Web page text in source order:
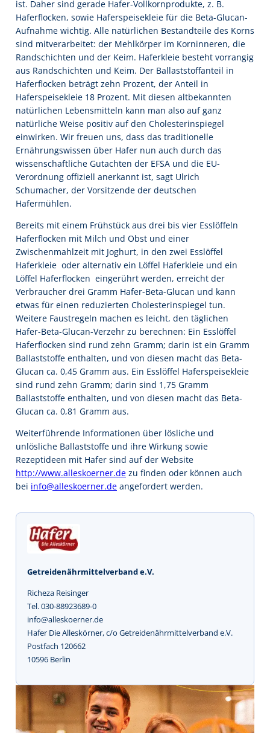
ist. Daher sind gerade Hafer-Vollkornprodukte, z. B.
Haferflocken, sowie Haferspeisekleie für die Beta-Glucan-
Aufnahme wichtig. Alle natürlichen Bestandteile des Korns
sind mitverarbeitet: der Mehlkörper im Korninneren, die
Randschichten und der Keim. Haferkleie besteht vorrangig
aus Randschichten und Keim. Der Ballaststoffanteil in
Haferflocken beträgt zehn Prozent, der Anteil in
Haferspeisekleie 18 Prozent. Mit diesen altbekannten
natürlichen Lebensmitteln kann man also auf ganz
natürliche Weise positiv auf den Cholesterinspiegel
einwirken. Wir freuen uns, dass das traditionelle
Ernährungswissen über Hafer nun auch durch das
wissenschaftliche Gutachten der EFSA und die EU-
Verordnung offiziell anerkannt ist, sagt Ulrich
Schumacher, der Vorsitzende der deutschen
Hafermühlen.
Bereits mit einem Frühstück aus drei bis vier Esslöffeln
Haferflocken mit Milch und Obst und einer
Zwischenmahlzeit mit Joghurt, in den zwei Esslöffel
Haferkleie  oder alternativ ein Löffel Haferkleie und ein
Löffel Haferflocken  eingerührt werden, erreicht der
Verbraucher drei Gramm Hafer-Beta-Glucan und kann
etwas für einen reduzierten Cholesterinspiegel tun.
Weitere Faustregeln machen es leicht, den täglichen
Hafer-Beta-Glucan-Verzehr zu berechnen: Ein Esslöffel
Haferflocken sind rund zehn Gramm; darin ist ein Gramm
Ballaststoffe enthalten, und von diesen macht das Beta-
Glucan ca. 0,45 Gramm aus. Ein Esslöffel Haferspeisekleie
sind rund zehn Gramm; darin sind 1,75 Gramm
Ballaststoffe enthalten, und von diesen macht das Beta-
Glucan ca. 0,81 Gramm aus.
Weiterführende Informationen über lösliche und
unlösliche Ballaststoffe und ihre Wirkung sowie
Rezeptideen mit Hafer sind auf der Website
http://www.alleskoerner.de zu finden oder können auch
bei info@alleskoerner.de angefordert werden.
Getreidenährmittelverband e.V.
Richeza Reisinger
Tel. 030-88923689-0
info@alleskoerner.de
Hafer Die Alleskörner, c/o Getreidenährmittelverband e.V.
Postfach 120662
10596 Berlin